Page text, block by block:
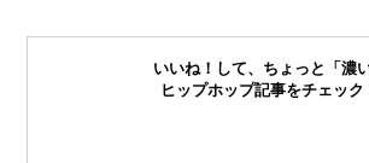
いいね！して、ちょっと「濃い
ヒップホップ記事をチェック